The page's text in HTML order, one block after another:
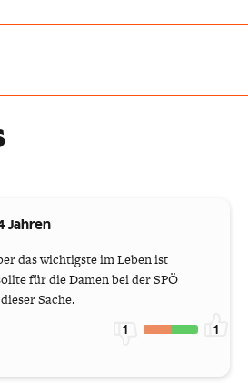
Jahren
das wichtigste im Leben ist
für die Damen bei der SPÖ
Sache.
1 1